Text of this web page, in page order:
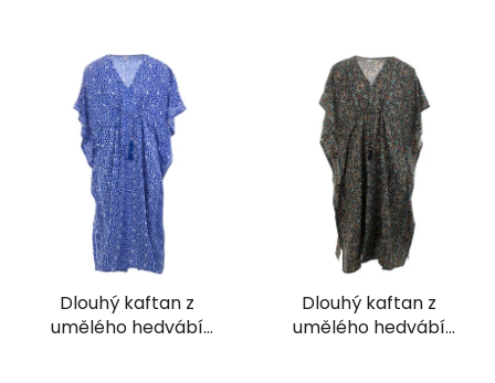
Dlouhý kaftan z
umělého hedvábí
Dlouhý kaftan z
umělého hedvábí